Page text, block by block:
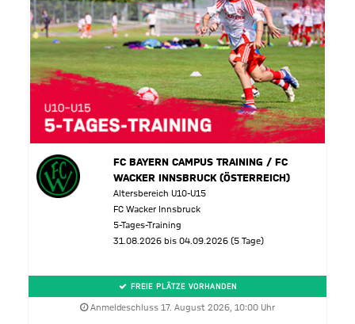
FC BAYERN CAMPUS TRAINING / FC
WACKER INNSBRUCK (ÖSTERREICH)
Altersbereich U10-U15
FC Wacker Innsbruck
5-Tages-Training
31.08.2026 bis 04.09.2026 (5 Tage)
FREIE PLÄTZE VORHANDEN
Anmeldeschluss 17. August 2026, 10:00 Uhr